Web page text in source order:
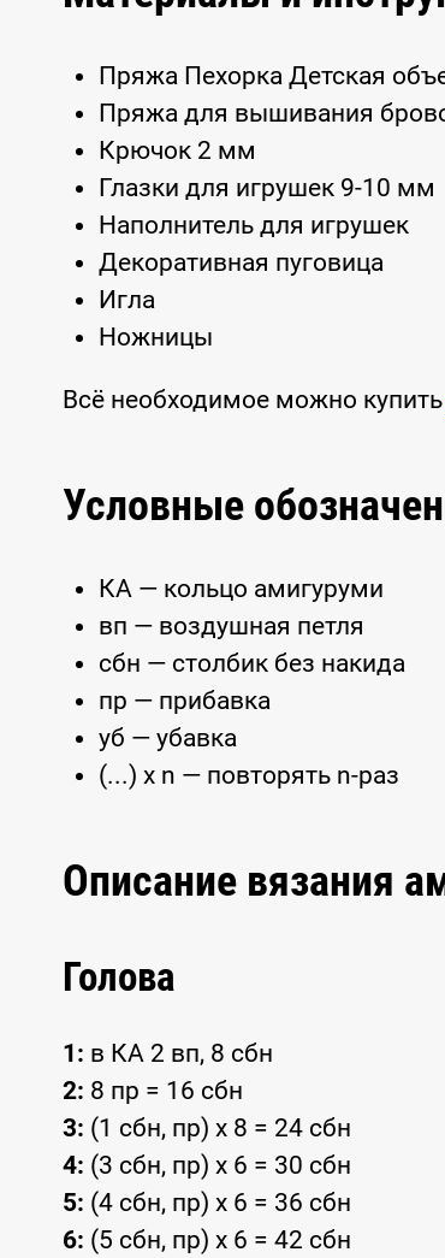
Пряжа Пехорка Детская
Пряжа для вышивания
Крючок 2 мм
Глазки для игрушек 9-10 мм
Наполнитель для игрушек
Декоративная пуговица
Игла
Ножницы
Всё необходимое можно купить
Условные
КА — кольцо амигуруми
вп — воздушная петля
сбн — столбик без накида
пр — прибавка
уб — убавка
(...) x n — повторять n-раз
Описание вязания
Голова
1: в КА 2 вп, 8 сбн
2: 8 пр = 16 сбн
3: (1 сбн, пр) x 8 = 24 сбн
4: (3 сбн, пр) x 6 = 30 сбн
5: (4 сбн, пр) x 6 = 36 сбн
6: (5 сбн, пр) x 6 = 42 сбн